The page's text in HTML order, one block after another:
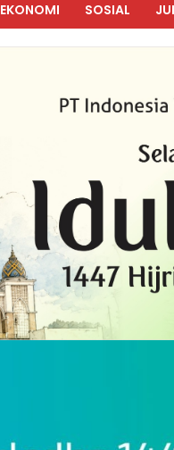
EKONOMI SOSIAL